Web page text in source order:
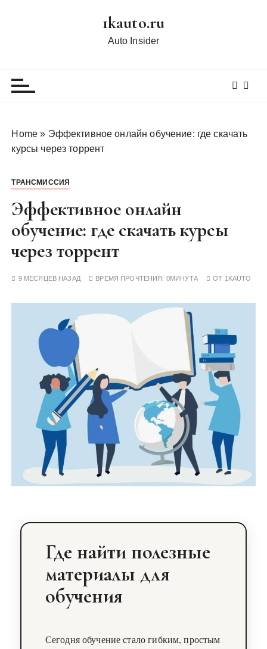
1kauto.ru
Auto Insider
Home » Эффективное онлайн обучение: где скачать
курсы через торрент
ТРАНСМИССИЯ
Эффективное онлайн
обучение: где скачать курсы
через торрент
9 МЕСЯЦЕВ НАЗАД ВРЕМЯ ПРОЧТЕНИЯ: 0МИНУТА ОТ 1KAUTO
Где найти полезные
материалы для
обучения
Сегодня обучение стало гибким, простым